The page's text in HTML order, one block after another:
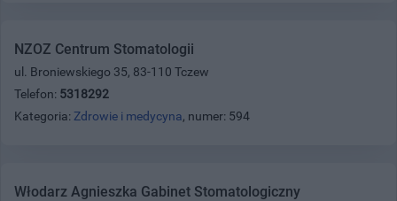
NZOZ Centrum Stomatologii
ul. Broniewskiego 35, 83-110 Tczew
Telefon: 5318292
Kategoria: Zdrowie i medycyna, numer: 594
Włodarz Agnieszka Gabinet Stomatologiczny